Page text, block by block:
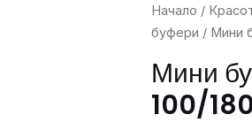
Начало /
буфери / Мини
Мини
100/
количество
за
буфер
блок
Staleks